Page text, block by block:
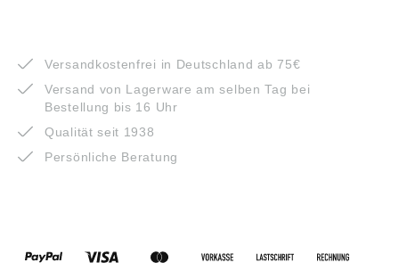
Versandkostenfrei in Deutschland ab 75€
Versand von Lagerware am selben Tag bei
Bestellung bis 16 Uhr
Qualität seit 1938
Persönliche Beratung